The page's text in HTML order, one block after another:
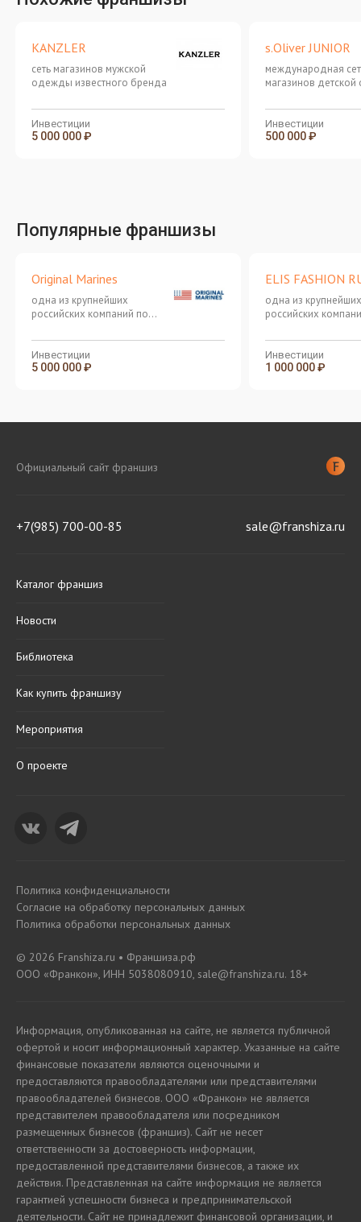
KANZLER
сеть магазинов мужской
одежды известного бренда
Инвестиции
5 000 000 ₽
s.Oliver JUNIOR
международная
магазинов
Инвестиции
500 000 ₽
Популярные франшизы
Original Marines
одна из крупнейших
российских компаний по
женской и мужской одежды
известных марок
Инвестиции
5 000 000 ₽
ELIS FASHION
одна из крупнейших
российских
женской и
известных марок
Инвестиции
1 000 000 ₽
Официальный сайт франшиз
+7(985) 700-00-85 sale@franshiza.ru
Каталог франшиз
Новости
Библиотека
Как купить франшизу
Мероприятия
О проекте
Политика конфиденциальности
Согласие на обработку персональных данных
Политика обработки персональных данных
© 2026 Franshiza.ru • Франшиза.рф
ООО «Франкон», ИНН 5038080910, sale@franshiza.ru. 18+
Информация, опубликованная на сайте, не является публичной
офертой и носит информационный характер. Указанные на сайте
финансовые показатели являются оценочными и
предоставляются правообладателями или представителями
правообладателей бизнесов. ООО «Франкон» не является
представителем правообладателя или посредником
размещенных бизнесов (франшиз). Сайт не несет
ответственности за достоверность информации,
предоставленной представителями бизнесов, а также их
действия. Представленная на сайте информация не является
гарантией успешности бизнеса и предпринимательской
деятельности. Сайт не принадлежит финансовой организации, и